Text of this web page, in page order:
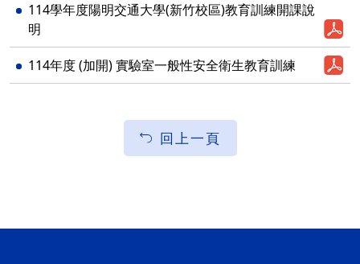
114學年度陽明交通大學(新竹校區)教育訓練開課說
明
114年度 (加開) 實驗室一般性安全衛生教育訓練
回上一頁